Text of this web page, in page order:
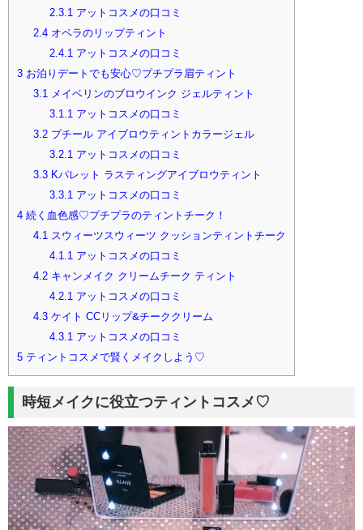
2.3.1アットコスメの口コミ
2.4オペラのリップティント
2.4.1アットコスメの口コミ
3 お泊りデートでも安心♡プチプラ眉ティント
3.1メイベリンのブロウインク ジェルティント
3.1.1アットコスメの口コミ
3.2プチール アイブロウティントカラージェル
3.2.1アットコスメの口コミ
3.3Kパレット ラスティングアイブロウティント
3.3.1アットコスメの口コミ
4 続く血色感♡プチプラのティントチーク！
4.1スウィーツスウィーツ クッションティントチーク
4.1.1アットコスメの口コミ
4.2キャンメイク クリームチーク ティント
4.2.1アットコスメの口コミ
4.3ケイト CCリップ&チーククリーム
4.3.1アットコスメの口コミ
5 ティントコスメで賢くメイクしよう♡
時短メイクに役立つティントコスメ♡